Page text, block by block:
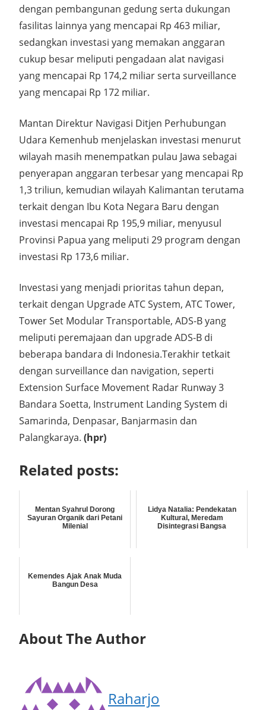
dengan pembangunan gedung serta dukungan
fasilitas lainnya yang mencapai Rp 463 miliar,
sedangkan investasi yang memakan anggaran
cukup besar meliputi pengadaan alat navigasi
yang mencapai Rp 174,2 miliar serta surveillance
yang mencapai Rp 172 miliar.
Mantan Direktur Navigasi Ditjen Perhubungan
Udara Kemenhub menjelaskan investasi menurut
wilayah masih menempatkan pulau Jawa sebagai
penyerapan anggaran terbesar yang mencapai Rp
1,3 triliun, kemudian wilayah Kalimantan terutama
terkait dengan Ibu Kota Negara Baru dengan
investasi mencapai Rp 195,9 miliar, menyusul
Provinsi Papua yang meliputi 29 program dengan
investasi Rp 173,6 miliar.
Investasi yang menjadi prioritas tahun depan,
terkait dengan Upgrade ATC System, ATC Tower,
Tower Set Modular Transportable, ADS-B yang
meliputi peremajaan dan upgrade ADS-B di
beberapa bandara di Indonesia.Terakhir tetkait
dengan surveillance dan navigation, seperti
Extension Surface Movement Radar Runway 3
Bandara Soetta, Instrument Landing System di
Samarinda, Denpasar, Banjarmasin dan
Palangkaraya. (hpr)
Related posts:
Mentan Syahrul Dorong
Sayuran Organik dari Petani
Milenial
Lidya Natalia: Pendekatan
Kultural, Meredam
Disintegrasi Bangsa
Kemendes Ajak Anak Muda
Bangun Desa
About The Author
Raharjo